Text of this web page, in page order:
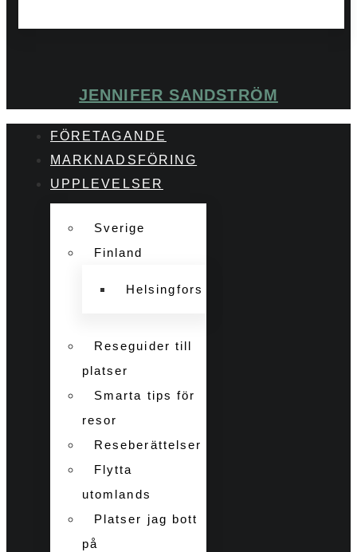
JENNIFER SANDSTRÖM
FÖRETAGANDE
MARKNADSFÖRING
UPPLEVELSER
Sverige
Finland
Helsingfors
Reseguider till
platser
Smarta tips för
resor
Reseberättelser
Flytta
utomlands
Platser jag bott
på